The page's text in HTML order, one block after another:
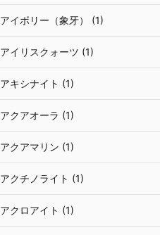
アイボリー（象牙） (1)
アイリスクォーツ (1)
アキシナイト (1)
アクアオーラ (1)
アクアマリン (1)
アクチノライト (1)
アクロアイト (1)